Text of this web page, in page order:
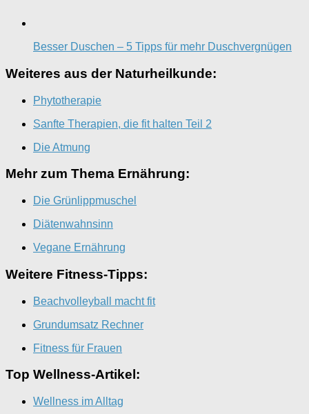
Besser Duschen – 5 Tipps für mehr Duschvergnügen
Weiteres aus der Naturheilkunde:
Phytotherapie
Sanfte Therapien, die fit halten Teil 2
Die Atmung
Mehr zum Thema Ernährung:
Die Grünlippmuschel
Diätenwahnsinn
Vegane Ernährung
Weitere Fitness-Tipps:
Beachvolleyball macht fit
Grundumsatz Rechner
Fitness für Frauen
Top Wellness-Artikel:
Wellness im Alltag